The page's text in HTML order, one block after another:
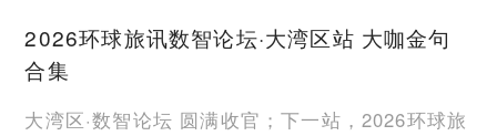
2026环球旅讯数智论坛·大湾区站 大咖金句
合集
大湾区·数智论坛 圆满收官；下一站，2026环球旅